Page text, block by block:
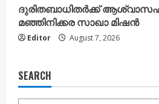
ദുരിതബാധിതർക്ക്
മഞ്ഞിനിക്കര സാഖാ മിഷൻ
Editor August 7, 2026
SEARCH